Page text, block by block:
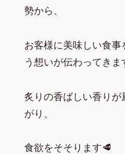
勢から、
お客様に美味しい食事
う想いが伝わってきま
炙りの香ばしい香りが
がり、
食欲をそそります🥩